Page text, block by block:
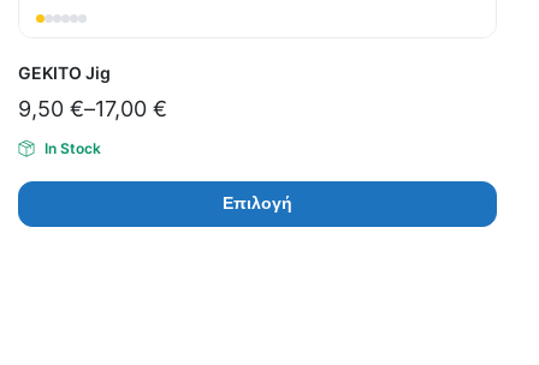
GEKITO Jig
9,50 €–17,00 €
In Stock
Επιλογή